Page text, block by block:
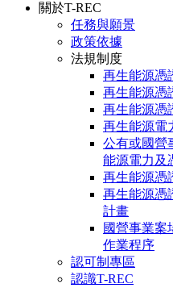
關於T-REC
任務與願景
政策依據
法規制度
再生能源憑
再生能源憑
再生能源憑
再生能源電
公有或國營
能源電力及
再生能源憑
再生能源憑
計畫
國營事業案
作業程序
認可制專區
認識T-REC